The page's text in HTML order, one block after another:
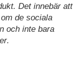
Det innebär att
de sociala
och inte bara
.